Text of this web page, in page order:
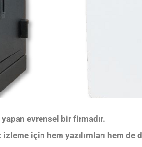
yapan evrensel bir firmadır.
izleme için hem yazılımları hem de